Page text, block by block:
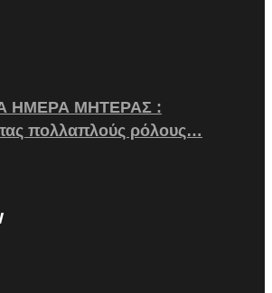
ΗΜΕΡΑ ΜΗΤΕΡΑΣ :
πολλαπλούς ρόλους…